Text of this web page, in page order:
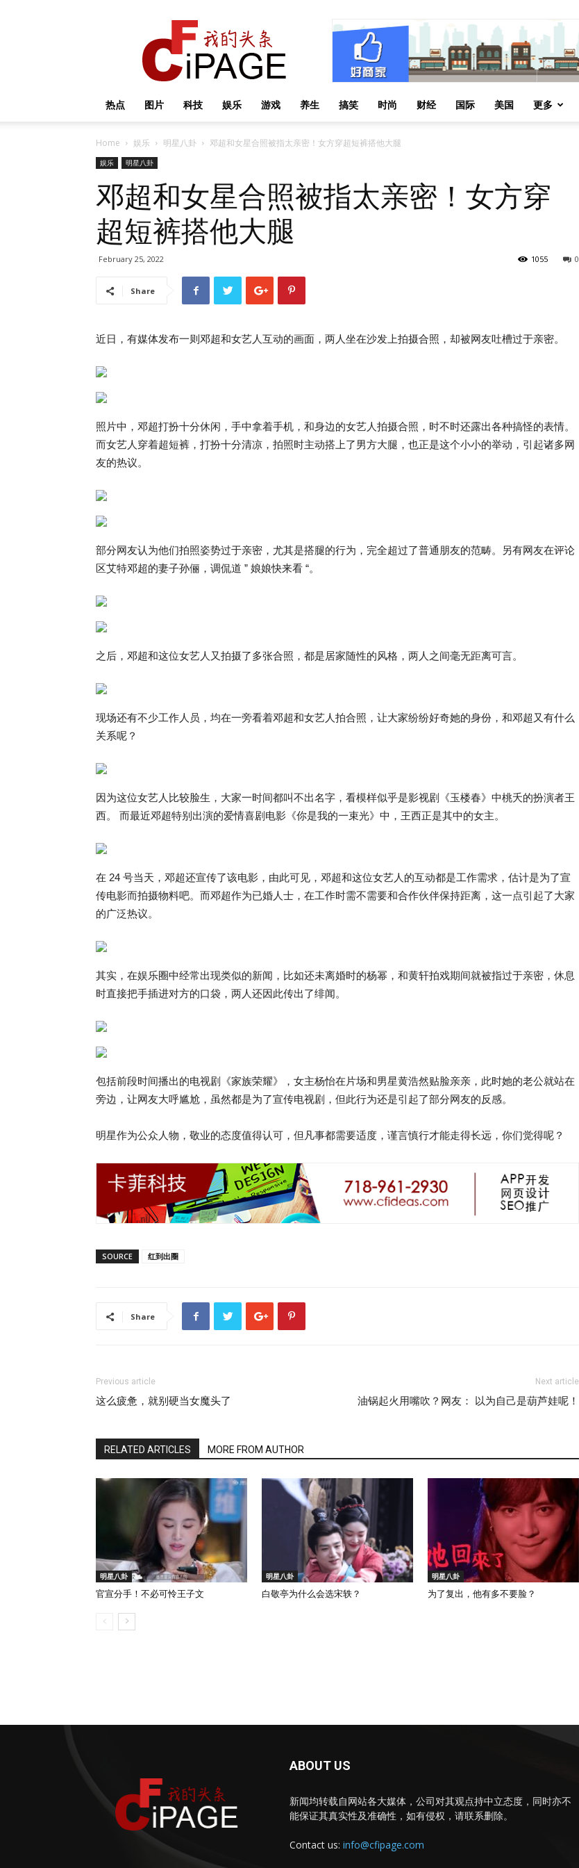
热点 图片 科技 娱乐 游戏 养生 搞笑 时尚 财经 国际 美国 更多
Home 娱乐 明星八卦 邓超和女星合照被指太亲密！女方穿超短裤搭他大腿
娱乐 明星八卦
邓超和女星合照被指太亲密！女方穿
超短裤搭他大腿
February 25, 2022 0
1055
Share
近日，有媒体发布一则邓超和女艺人互动的画面，两人坐在沙发上拍摄合照，却被网友吐槽过于亲密。
照片中，邓超打扮十分休闲，手中拿着手机，和身边的女艺人拍摄合照，时不时还露出各种搞怪的表情。
而女艺人穿着超短裤，打扮十分清凉，拍照时主动搭上了男方大腿，也正是这个小小的举动，引起诸多网
友的热议。
部分网友认为他们拍照姿势过于亲密，尤其是搭腿的行为，完全超过了普通朋友的范畴。另有网友在评论
区艾特邓超的妻子孙俪，调侃道 ” 娘娘快来看 “。
之后，邓超和这位女艺人又拍摄了多张合照，都是居家随性的风格，两人之间毫无距离可言。
现场还有不少工作人员，均在一旁看着邓超和女艺人拍合照，让大家纷纷好奇她的身份，和邓超又有什么
关系呢？
因为这位女艺人比较脸生，大家一时间都叫不出名字，看模样似乎是影视剧《玉楼春》中桃夭的扮演者王
西。 而最近邓超特别出演的爱情喜剧电影《你是我的一束光》中，王西正是其中的女主。
在 24 号当天，邓超还宣传了该电影，由此可见，邓超和这位女艺人的互动都是工作需求，估计是为了宣
传电影而拍摄物料吧。而邓超作为已婚人士，在工作时需不需要和合作伙伴保持距离，这一点引起了大家
的广泛热议。
其实，在娱乐圈中经常出现类似的新闻，比如还未离婚时的杨幂，和黄轩拍戏期间就被指过于亲密，休息
时直接把手插进对方的口袋，两人还因此传出了绯闻。
包括前段时间播出的电视剧《家族荣耀》，女主杨怡在片场和男星黄浩然贴脸亲亲，此时她的老公就站在
旁边，让网友大呼尴尬，虽然都是为了宣传电视剧，但此行为还是引起了部分网友的反感。
明星作为公众人物，敬业的态度值得认可，但凡事都需要适度，谨言慎行才能走得长远，你们觉得呢？
SOURCE 红到出圈
Share
Previous article
这么疲惫，就别硬当女魔头了
Next article
油锅起火用嘴吹？网友： 以为自己是葫芦娃呢！
RELATED ARTICLES MORE FROM AUTHOR
明星八卦
官宣分手！不必可怜王子文
明星八卦
白敬亭为什么会选宋轶？
明星八卦
为了复出，他有多不要脸？
ABOUT US
新闻均转载自网站各大媒体，公司对其观点持中立态度，同时亦不
能保证其真实性及准确性，如有侵权，请联系删除。
Contact us: info@cfipage.com